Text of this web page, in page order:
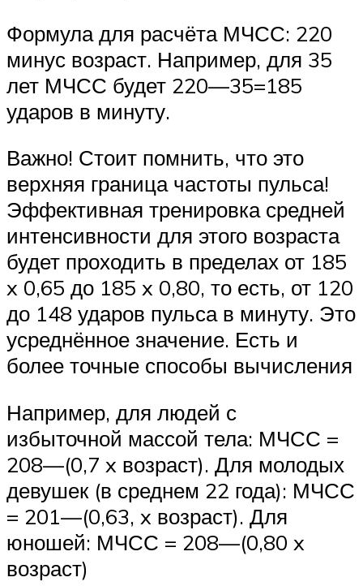
Формула для расчёта МЧСС: 220
минус возраст. Например, для 35
лет МЧСС будет 220—35=185
ударов в минуту.
Важно! Стоит помнить, что это
верхняя граница частоты пульса!
Эффективная тренировка средней
интенсивности для этого возраста
будет проходить в пределах от 185
x 0,65 до 185 x 0,80, то есть, от 120
до 148 ударов пульса в минуту. Это
усреднённое значение. Есть и
более точные способы вычисления
Например, для людей с
избыточной массой тела: МЧСС =
208—(0,7 x возраст). Для молодых
девушек (в среднем 22 года): МЧСС
= 201—(0,63, x возраст). Для
юношей: МЧСС = 208—(0,80 x
возраст)